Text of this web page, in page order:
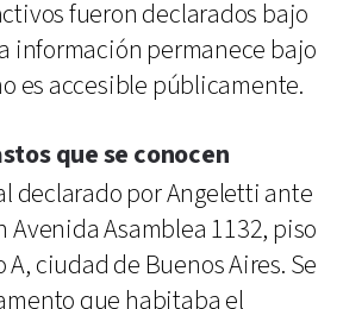
fueron declarados bajo
información permanece bajo
es accesible públicamente.
que se conocen
declarado por Angeletti ante
Avenida Asamblea 1132, piso
ciudad de Buenos Aires. Se
que habitaba el